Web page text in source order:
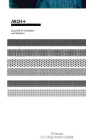
ARCH+ Nr. 226,
2016